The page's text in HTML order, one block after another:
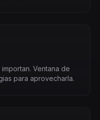
Ventana de
para aprovecharla.